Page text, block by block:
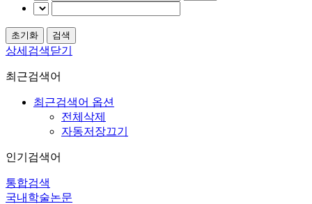
상세검색닫기
최근검색어
최근검색어 옵션
전체삭제
자동저장끄기
인기검색어
통합검색
국내학술논문